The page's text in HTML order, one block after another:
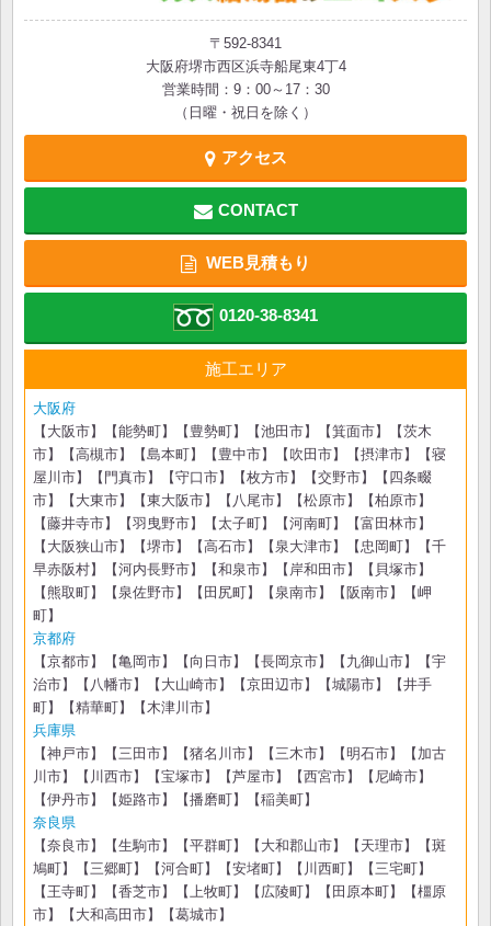
〒592-8341
大阪府堺市西区浜寺船尾東4丁4
営業時間：9：00～17：30
（日曜・祝日を除く）
アクセス
CONTACT
WEB見積もり
0120-38-8341
施工エリア
大阪府
【大阪市】【能勢町】【豊勢町】【池田市】【箕面市】【茨木
市】【高槻市】【島本町】【豊中市】【吹田市】【摂津市】【寝
屋川市】【門真市】【守口市】【枚方市】【交野市】【四条畷
市】【大東市】【東大阪市】【八尾市】【松原市】【柏原市】
【藤井寺市】【羽曳野市】【太子町】【河南町】【富田林市】
【大阪狭山市】【堺市】【高石市】【泉大津市】【忠岡町】【千
早赤阪村】【河内長野市】【和泉市】【岸和田市】【貝塚市】
【熊取町】【泉佐野市】【田尻町】【泉南市】【阪南市】【岬
町】
京都府
【京都市】【亀岡市】【向日市】【長岡京市】【九御山市】【宇
治市】【八幡市】【大山崎市】【京田辺市】【城陽市】【井手
町】【精華町】【木津川市】
兵庫県
【神戸市】【三田市】【猪名川市】【三木市】【明石市】【加古
川市】【川西市】【宝塚市】【芦屋市】【西宮市】【尼崎市】
【伊丹市】【姫路市】【播磨町】【稲美町】
奈良県
【奈良市】【生駒市】【平群町】【大和郡山市】【天理市】【斑
鳩町】【三郷町】【河合町】【安堵町】【川西町】【三宅町】
【王寺町】【香芝市】【上牧町】【広陵町】【田原本町】【橿原
市】【大和高田市】【葛城市】